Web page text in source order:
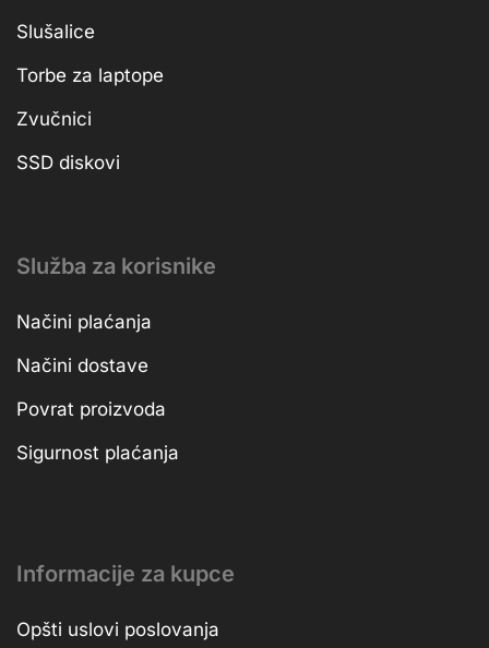
Slušalice
Torbe za laptope
Zvučnici
SSD diskovi
Služba za korisnike
Načini plaćanja
Načini dostave
Povrat proizvoda
Sigurnost plaćanja
Informacije za kupce
Opšti uslovi poslovanja